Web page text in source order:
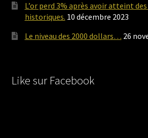
L’or perd 3% après avoir atteint
historiques. 10 décembre 2023
Le niveau des 2000 dollars… 26
Like sur Facebook